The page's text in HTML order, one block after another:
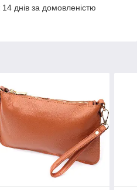
днів за домовленістю